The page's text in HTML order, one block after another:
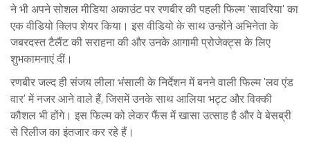
ने भी अपने सोशल मीडिया अकाउंट पर रणबीर की पहली फिल्म 'सावरिया' का
एक वीडियो क्लिप शेयर किया। इस वीडियो के साथ उन्होंने अभिनेता के
जबरदस्त टैलैंट की सराहना की और उनके आगामी प्रोजेक्ट्स के लिए
शुभकामनाएं दीं।
रणबीर जल्द ही संजय लीला भंसाली के निर्देशन में बनने वाली फिल्म 'लव एंड
वार' में नजर आने वाले हैं, जिसमें उनके साथ आलिया भट्ट और विक्की
कौशल भी होंगे। इस फिल्म को लेकर फैंस में खासा उत्साह है और वे बेसब्री
से रिलीज का इंतजार कर रहे हैं।